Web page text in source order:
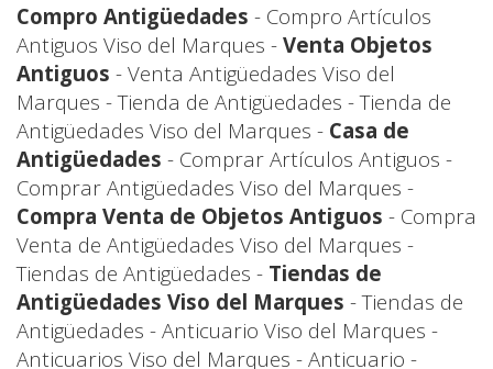
Compro Antigüedades - Compro Artículos
Antiguos Viso del Marques - Venta Objetos
Antiguos - Venta Antigüedades Viso del
Marques - Tienda de Antigüedades - Tienda de
Antigüedades Viso del Marques - Casa de
Antigüedades - Comprar Artículos Antiguos -
Comprar Antigüedades Viso del Marques -
Compra Venta de Objetos Antiguos - Compra
Venta de Antigüedades Viso del Marques -
Tiendas de Antigüedades - Tiendas de
Antigüedades Viso del Marques - Tiendas de
Antigüedades - Anticuario Viso del Marques -
Anticuarios Viso del Marques - Anticuario -